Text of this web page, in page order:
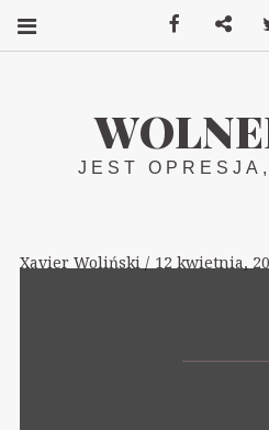
JEST
Xavier Woliński 12 kwietnia,
Facebook